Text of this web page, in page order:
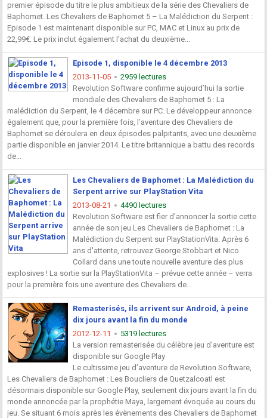
premier épisode du titre le plus ambitieux de la série des Chevaliers de
Baphomet. Les Chevaliers de Baphomet 5 – La Malédiction du Serpent :
Episode 1 est maintenant disponible sur PC, MAC et Linux au prix de
22,99€. Le prix inclut également l’achat du deuxième...
Episode 1, disponible le 4 décembre 2013
2013-11-05
2959 lectures
Revolution Software confirme aujourd’hui la sortie
mondiale des Chevaliers de Baphomet 5 : La
malédiction du Serpent, le 4 décembre sur PC. Le développeur annonce
également que, pour la première fois, l’aventure des Chevaliers de
Baphomet se déroulera en deux épisodes palpitants, avec une deuxième
partie disponible en janvier 2014. Le titre britannique a battu des records
de...
Les Chevaliers de Baphomet : La Malédiction du
Serpent arrive sur PlayStation Vita
2013-08-21
4490 lectures
Revolution Software est fier d’annoncer la sortie cette
année de son jeu Les Chevaliers de Baphomet : La
Malédiction du Serpent sur PlayStationVita. Après 6
ans d'attente, retrouvez George Stobbart et Nico
Collard dans une toute nouvelle aventure des plus
explosives ! La sortie sur la PlayStationVita – prévue cette année – verra
pour la première fois une aventure des Chevaliers de...
Remasterisés, ils arrivent sur Android, à peine
dix jours avant la fin du monde
2012-12-11
5319 lectures
La version remasterisée du célèbre jeu d'aventure est
disponible sur Google Play
Le cultissime jeu d’aventure de Revolution Software,
Les Chevaliers de Baphomet : Les Boucliers de Quetzalcoatl est
désormais disponible sur Google Play, seulement dix jours avant la fin du
monde annoncée par la prophétie Maya, largement évoquée au cours du
jeu. Se situant 6 mois après les évènements des Chevaliers de Baphomet